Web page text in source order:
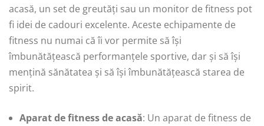
acasă, un set de greutăți sau un monitor de fitness pot
fi idei de cadouri excelente. Aceste echipamente de
fitness nu numai că îi vor permite să își
îmbunătățească performanțele sportive, dar și să își
mențină sănătatea și să își îmbunătățească starea de
spirit.
Aparat de fitness de acasă: Un aparat de fitness de